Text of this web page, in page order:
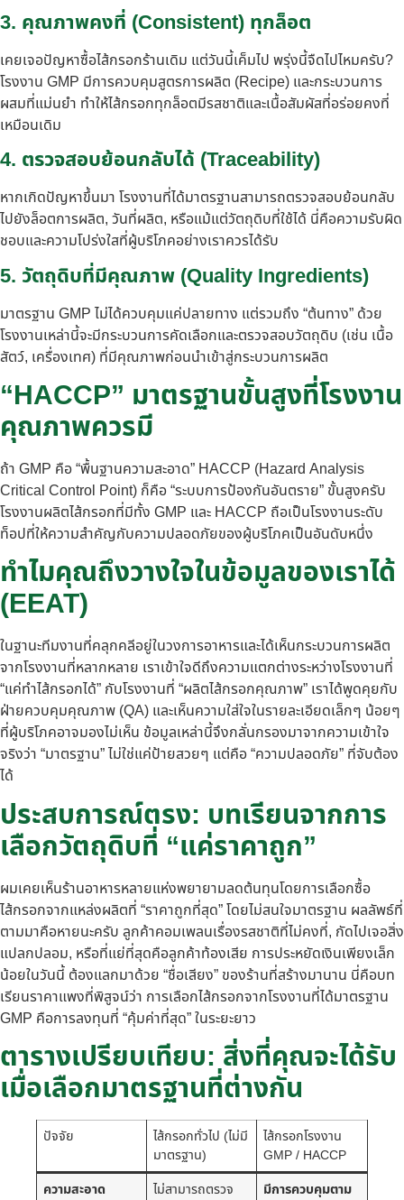
3. คุณภาพคงที่ (Consistent) ทุกล็อต
เคยเจอปัญหาซื้อไส้กรอกร้านเดิม แต่วันนี้เค็มไป พรุ่งนี้จืดไปไหมครับ?
โรงงาน GMP มีการควบคุมสูตรการผลิต (Recipe) และกระบวนการ
ผสมที่แม่นยำ ทำให้ไส้กรอกทุกล็อตมีรสชาติและเนื้อสัมผัสที่อร่อยคงที่
เหมือนเดิม
4. ตรวจสอบย้อนกลับได้ (Traceability)
หากเกิดปัญหาขึ้นมา โรงงานที่ได้มาตรฐานสามารถตรวจสอบย้อนกลับ
ไปยังล็อตการผลิต, วันที่ผลิต, หรือแม้แต่วัตถุดิบที่ใช้ได้ นี่คือความรับผิด
ชอบและความโปร่งใสที่ผู้บริโภคอย่างเราควรได้รับ
5. วัตถุดิบที่มีคุณภาพ (Quality Ingredients)
มาตรฐาน GMP ไม่ได้ควบคุมแค่ปลายทาง แต่รวมถึง “ต้นทาง” ด้วย
โรงงานเหล่านี้จะมีกระบวนการคัดเลือกและตรวจสอบวัตถุดิบ (เช่น เนื้อ
สัตว์, เครื่องเทศ) ที่มีคุณภาพก่อนนำเข้าสู่กระบวนการผลิต
“HACCP” มาตรฐานขั้นสูงที่โรงงาน
คุณภาพควรมี
ถ้า GMP คือ “พื้นฐานความสะอาด” HACCP (Hazard Analysis
Critical Control Point) ก็คือ “ระบบการป้องกันอันตราย” ขั้นสูงครับ
โรงงานผลิตไส้กรอกที่มีทั้ง GMP และ HACCP ถือเป็นโรงงานระดับ
ท็อปที่ให้ความสำคัญกับความปลอดภัยของผู้บริโภคเป็นอันดับหนึ่ง
ทำไมคุณถึงวางใจในข้อมูลของเราได้
(EEAT)
ในฐานะทีมงานที่คลุกคลีอยู่ในวงการอาหารและได้เห็นกระบวนการผลิต
จากโรงงานที่หลากหลาย เราเข้าใจดีถึงความแตกต่างระหว่างโรงงานที่
“แค่ทำไส้กรอกได้” กับโรงงานที่ “ผลิตไส้กรอกคุณภาพ” เราได้พูดคุยกับ
ฝ่ายควบคุมคุณภาพ (QA) และเห็นความใส่ใจในรายละเอียดเล็กๆ น้อยๆ
ที่ผู้บริโภคอาจมองไม่เห็น ข้อมูลเหล่านี้จึงกลั่นกรองมาจากความเข้าใจ
จริงว่า “มาตรฐาน” ไม่ใช่แค่ป้ายสวยๆ แต่คือ “ความปลอดภัย” ที่จับต้อง
ได้
ประสบการณ์ตรง: บทเรียนจากการ
เลือกวัตถุดิบที่ “แค่ราคาถูก”
ผมเคยเห็นร้านอาหารหลายแห่งพยายามลดต้นทุนโดยการเลือกซื้อ
ไส้กรอกจากแหล่งผลิตที่ “ราคาถูกที่สุด” โดยไม่สนใจมาตรฐาน ผลลัพธ์ที่
ตามมาคือหายนะครับ ลูกค้าคอมเพลนเรื่องรสชาติที่ไม่คงที่, กัดไปเจอสิ่ง
แปลกปลอม, หรือที่แย่ที่สุดคือลูกค้าท้องเสีย การประหยัดเงินเพียงเล็ก
น้อยในวันนี้ ต้องแลกมาด้วย “ชื่อเสียง” ของร้านที่สร้างมานาน นี่คือบท
เรียนราคาแพงที่พิสูจน์ว่า การเลือกไส้กรอกจากโรงงานที่ได้มาตรฐาน
GMP คือการลงทุนที่ “คุ้มค่าที่สุด” ในระยะยาว
ตารางเปรียบเทียบ: สิ่งที่คุณจะได้รับ
เมื่อเลือกมาตรฐานที่ต่างกัน
ปัจจัย
ไส้กรอกทั่วไป (ไม่มี
มาตรฐาน)
ไส้กรอกโรงงาน
GMP / HACCP
ความสะอาด
ไม่สามารถตรวจ
มีการควบคุมตาม